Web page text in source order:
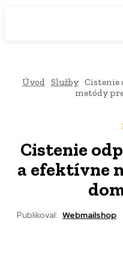
Úvod Služby Cistenie
metódy
Cistenie
a efektívne
Publikoval: Webmailshop